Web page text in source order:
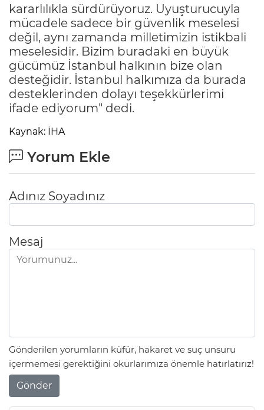
kararlılıkla sürdürüyoruz. Uyuşturucuyla
mücadele sadece bir güvenlik meselesi
değil, aynı zamanda milletimizin istikbali
meselesidir. Bizim buradaki en büyük
gücümüz İstanbul halkının bize olan
desteğidir. İstanbul halkımıza da burada
desteklerinden dolayı teşekkürlerimi
ifade ediyorum" dedi.
Kaynak: İHA
Yorum Ekle
Adınız Soyadınız
Mesaj
Gönderilen yorumların küfür, hakaret ve suç unsuru
içermemesi gerektiğini okurlarımıza önemle hatırlatırız!
Gönder